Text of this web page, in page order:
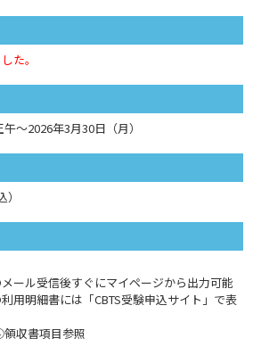
た。
～2026年3月30日（月）
ール受信後すぐにマイページから出力可能
用明細書には「CBTS受験申込サイト」で表
収書項目参照